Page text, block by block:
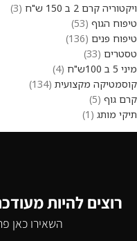
ויקטוריה קרם 2 ב 150 ש"ח
3
טיפוח הגוף 53
טיפוח פנים 136
טסטרים 33
מיני 5 ב 100ש"ח
4
קוסמטיקה מקצועית 134
קרם גוף 5
תיקי מותג
1
רוצים להיות
השאירו כאן